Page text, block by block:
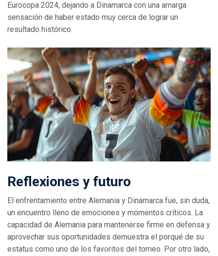
Eurocopa 2024, dejando a Dinamarca con una amarga
sensación de haber estado muy cerca de lograr un
resultado histórico.
Reflexiones y futuro
El enfrentamiento entre Alemania y Dinamarca fue, sin duda,
un encuentro lleno de emociones y momentos críticos. La
capacidad de Alemania para mantenerse firme en defensa y
aprovechar sus oportunidades demuestra el porqué de su
estatus como uno de los favoritos del torneo. Por otro lado,